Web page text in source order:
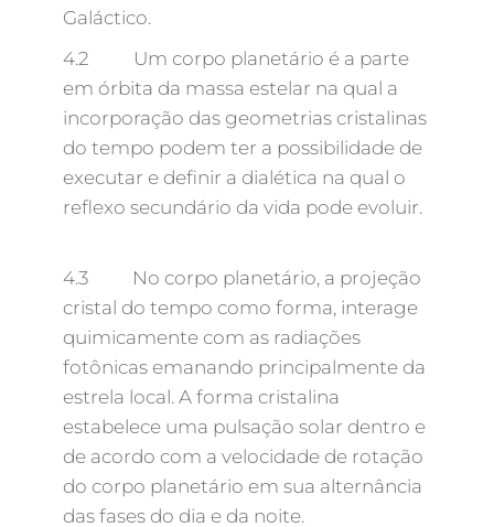
Galáctico.
4.2 Um corpo planetário é a parte
em órbita da massa estelar na qual a
incorporação das geometrias cristalinas
do tempo podem ter a possibilidade de
executar e definir a dialética na qual o
reflexo secundário da vida pode evoluir.
4.3 No corpo planetário, a projeção
cristal do tempo como forma, interage
quimicamente com as radiações
fotônicas emanando principalmente da
estrela local. A forma cristalina
estabelece uma pulsação solar dentro e
de acordo com a velocidade de rotação
do corpo planetário em sua alternância
das fases do dia e da noite.